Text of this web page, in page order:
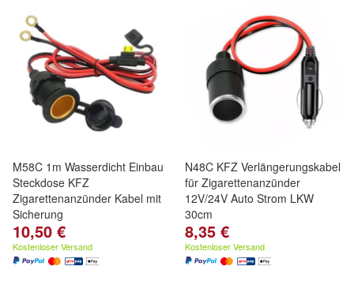
M58C 1m Wasserdicht Einbau
Steckdose KFZ
Zigarettenanzünder Kabel mit
Sicherung
10,50 €
Kostenloser Versand
N48C KFZ Verlängerungskabel
für Zigarettenanzünder
12V/24V Auto Strom LKW
30cm
8,35 €
Kostenloser Versand